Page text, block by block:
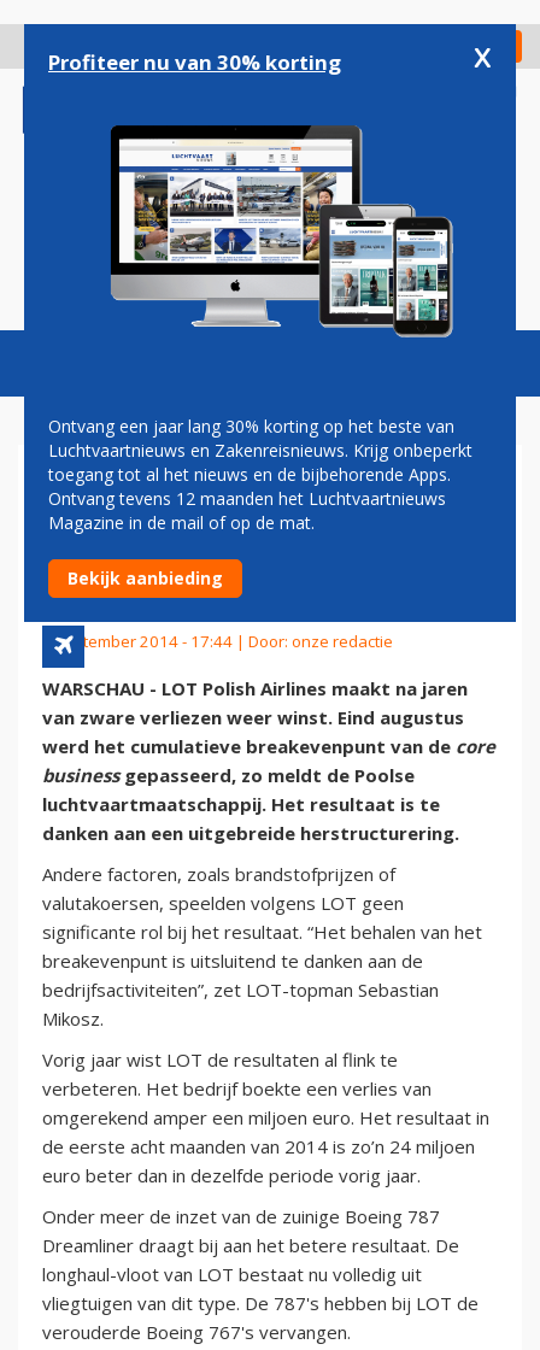
gaan
Check in
Magazine Podcasts Vacatures
LOT POLISH AIRLINES
SCHRIJFT WEER ZWARTE
CIJFERS
4 september 2014 - 17:44 | Door: onze redactie
WARSCHAU - LOT Polish Airlines maakt na jaren
van zware verliezen weer winst. Eind augustus
werd het cumulatieve breakevenpunt van de core
businessgepasseerd, zo meldt de Poolse
luchtvaartmaatschappij. Het resultaat is te
danken aan een uitgebreide herstructurering.
Andere factoren, zoals brandstofprijzen of
valutakoersen, speelden volgens LOT geen
significante rol bij het resultaat. “Het behalen van het
breakevenpunt is uitsluitend te danken aan de
bedrijfsactiviteiten”, zet LOT-topman Sebastian
Mikosz.
Vorig jaar wist LOT de resultaten al flink te
verbeteren. Het bedrijf boekte een verlies van
omgerekend amper een miljoen euro. Het resultaat in
de eerste acht maanden van 2014 is zo’n 24 miljoen
euro beter dan in dezelfde periode vorig jaar.
Onder meer de inzet van de zuinige Boeing 787
Dreamliner draagt bij aan het betere resultaat. De
longhaul-vloot van LOT bestaat nu volledig uit
vliegtuigen van dit type. De 787's hebben bij LOT de
verouderde Boeing 767's vervangen.
Profiteer nu van 30% korting x
Ontvang een jaar lang 30% korting op het beste van
Luchtvaartnieuws en Zakenreisnieuws. Krijg onbeperkt
toegang tot al het nieuws en de bijbehorende Apps.
Ontvang tevens 12 maanden het Luchtvaartnieuws
Magazine in de mail of op de mat.
Bekijk aanbieding